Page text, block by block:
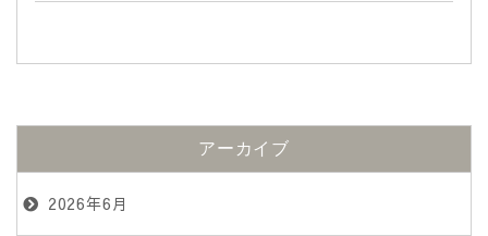
アーカイブ
2026年6月